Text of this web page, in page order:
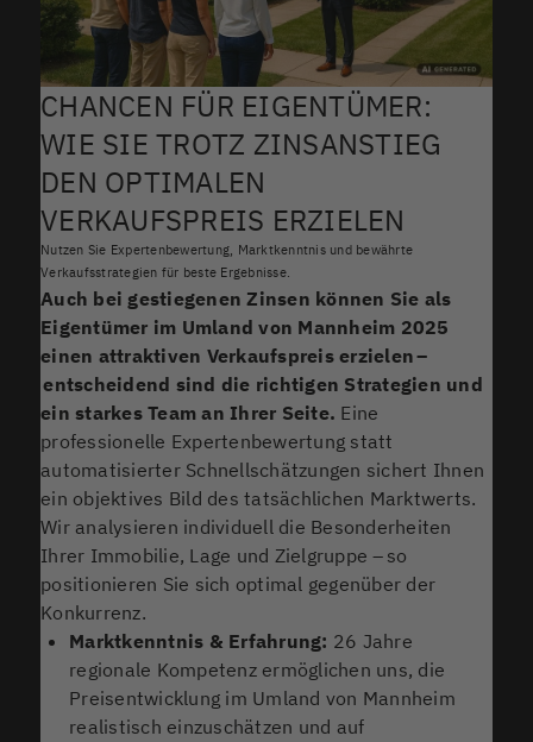
CHANCEN FÜR EIGENTÜMER:
WIE SIE TROTZ ZINSANSTIEG
DEN OPTIMALEN
VERKAUFSPREIS ERZIELEN
Nutzen Sie Expertenbewertung, Marktkenntnis und bewährte
Verkaufsstrategien für beste Ergebnisse.
Auch bei gestiegenen Zinsen können Sie als
Eigentümer im Umland von Mannheim 2025
einen attraktiven Verkaufspreis erzielen –
entscheidend sind die richtigen Strategien und
ein starkes Team an Ihrer Seite. Eine
professionelle Expertenbewertung statt
automatisierter Schnellschätzungen sichert Ihnen
ein objektives Bild des tatsächlichen Marktwerts.
Wir analysieren individuell die Besonderheiten
Ihrer Immobilie, Lage und Zielgruppe – so
positionieren Sie sich optimal gegenüber der
Konkurrenz.
Marktkenntnis & Erfahrung: 26 Jahre
regionale Kompetenz ermöglichen uns, die
Preisentwicklung im Umland von Mannheim
realistisch einzuschätzen und auf